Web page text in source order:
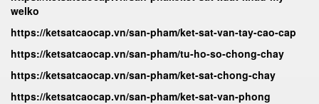
welko
https://ketsatcaocap.vn/san-pham/ket-sat-van-tay-cao-cap
https://ketsatcaocap.vn/san-pham/tu-ho-so-chong-chay
https://ketsatcaocap.vn/san-pham/ket-sat-chong-chay
https://ketsatcaocap.vn/san-pham/ket-sat-van-phong